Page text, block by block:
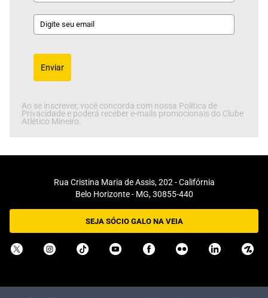
Enviar
Ao se inscrever, você concorda com nossa Política de
Privacidade e poderá receber e-mails promocionais do Clube
Atlético Mineiro.
Rua Cristina Maria de Assis, 202 - Califórnia
Belo Horizonte - MG, 30855-440
SEJA SÓCIO GALO NA VEIA